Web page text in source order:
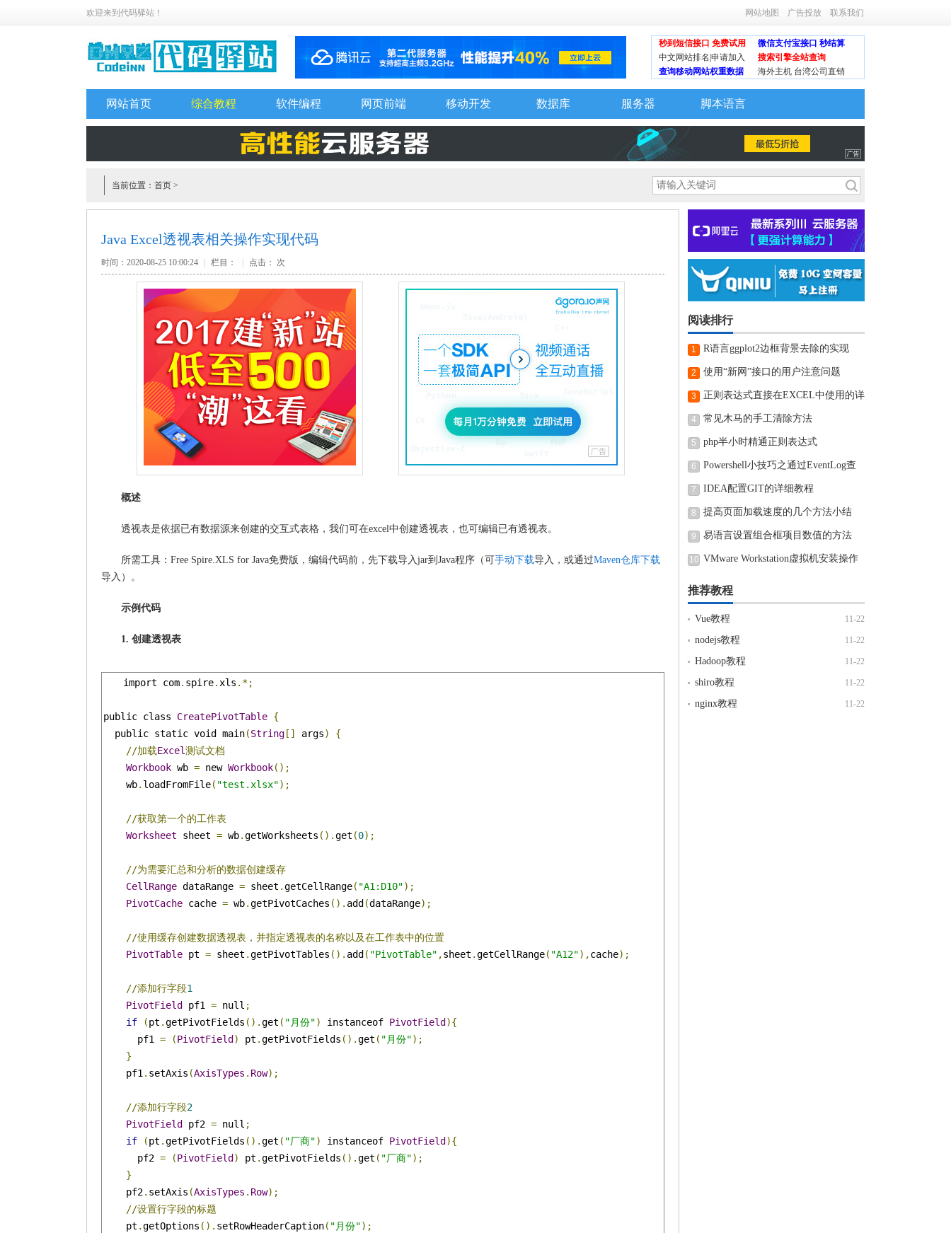
欢迎来到代码驿站！ 网站地图 广告投放 联系我们
秒到短信接口 免费试用
微信支付宝接口 秒结算
中文网站排名|申请加入
搜索引擎全站查询
查询移动网站权重数据
海外主机 台湾公司直销
网站首页 综合教程 软件编程 网页前端 移动开发 数据库 服务器 脚本语言
当前位置： 首页 >
Java Excel透视表相关操作实现代码
时间：2020-08-25 10:00:24 栏目： 点击： 次
概述
透视表是依据已有数据源来创建的交互式表格，我们可在excel中创建透视表，也可编辑已有透视表。
所需工具：Free Spire.XLS for Java免费版，编辑代码前，先下载导入jar到Java程序（可手动下载导入，或通过Maven仓库下载
导入）。
示例代码
1. 创建透视表
import com. spire. xls .*;
public class CreatePivotTable {
  public static void main
(String [] args)
{
//加载Excel测试文档
Workbook wb = new Workbook();
    wb
. loadFromFile( "test.xlsx");
//获取第一个的工作表
Worksheet sheet = wb.getWorksheets ().get (0);
//为需要汇总和分析的数据创建缓存
CellRange dataRange = sheet .getCellRange( "A1:D10");
PivotCache cache = wb.getPivotCaches (). add (dataRange);
//使用缓存创建数据透视表，并指定透视表的名称以及在工作表中的位置
PivotTable pt = sheet .getPivotTables (). add ( "PivotTable" ,sheet .getCellRange( "A12"),cache);
//添加行字段1
PivotField
pf1 = null ;
if
(pt .getPivotFields ().get ( "月份") instanceof PivotField ){
      pf1
= (PivotField ) pt .getPivotFields ().get ( "月份");
}
    pf1
. setAxis (AxisTypes . Row);
//添加行字段2
PivotField
pf2 = null ;
if
(pt .getPivotFields ().get ( "厂商") instanceof PivotField ){
      pf2
= (PivotField ) pt .getPivotFields ().get ( "厂商");
}
    pf2
. setAxis (AxisTypes . Row);
//设置行字段的标题
    pt
.getOptions (). setRowHeaderCaption( "月份");
阅读排行
1 R语言ggplot2边框背景去除的实现
2 使用“新网”接口的用户注意问题
3
正则表达式直接在EXCEL中使用的详
细步骤
4 常见木马的手工清除方法
5 php半小时精通正则表达式
6
Powershell小技巧之通过EventLog查
看近期电脑开机和关机时间
7 IDEA配置GIT的详细教程
8 提高页面加载速度的几个方法小结
9 易语言设置组合框项目数值的方法
10 VMware Workstation虚拟机安装操作
推荐教程
11-22
Vue教程
11-22
nodejs教程
11-22
Hadoop教程
11-22
shiro教程
11-22
nginx教程